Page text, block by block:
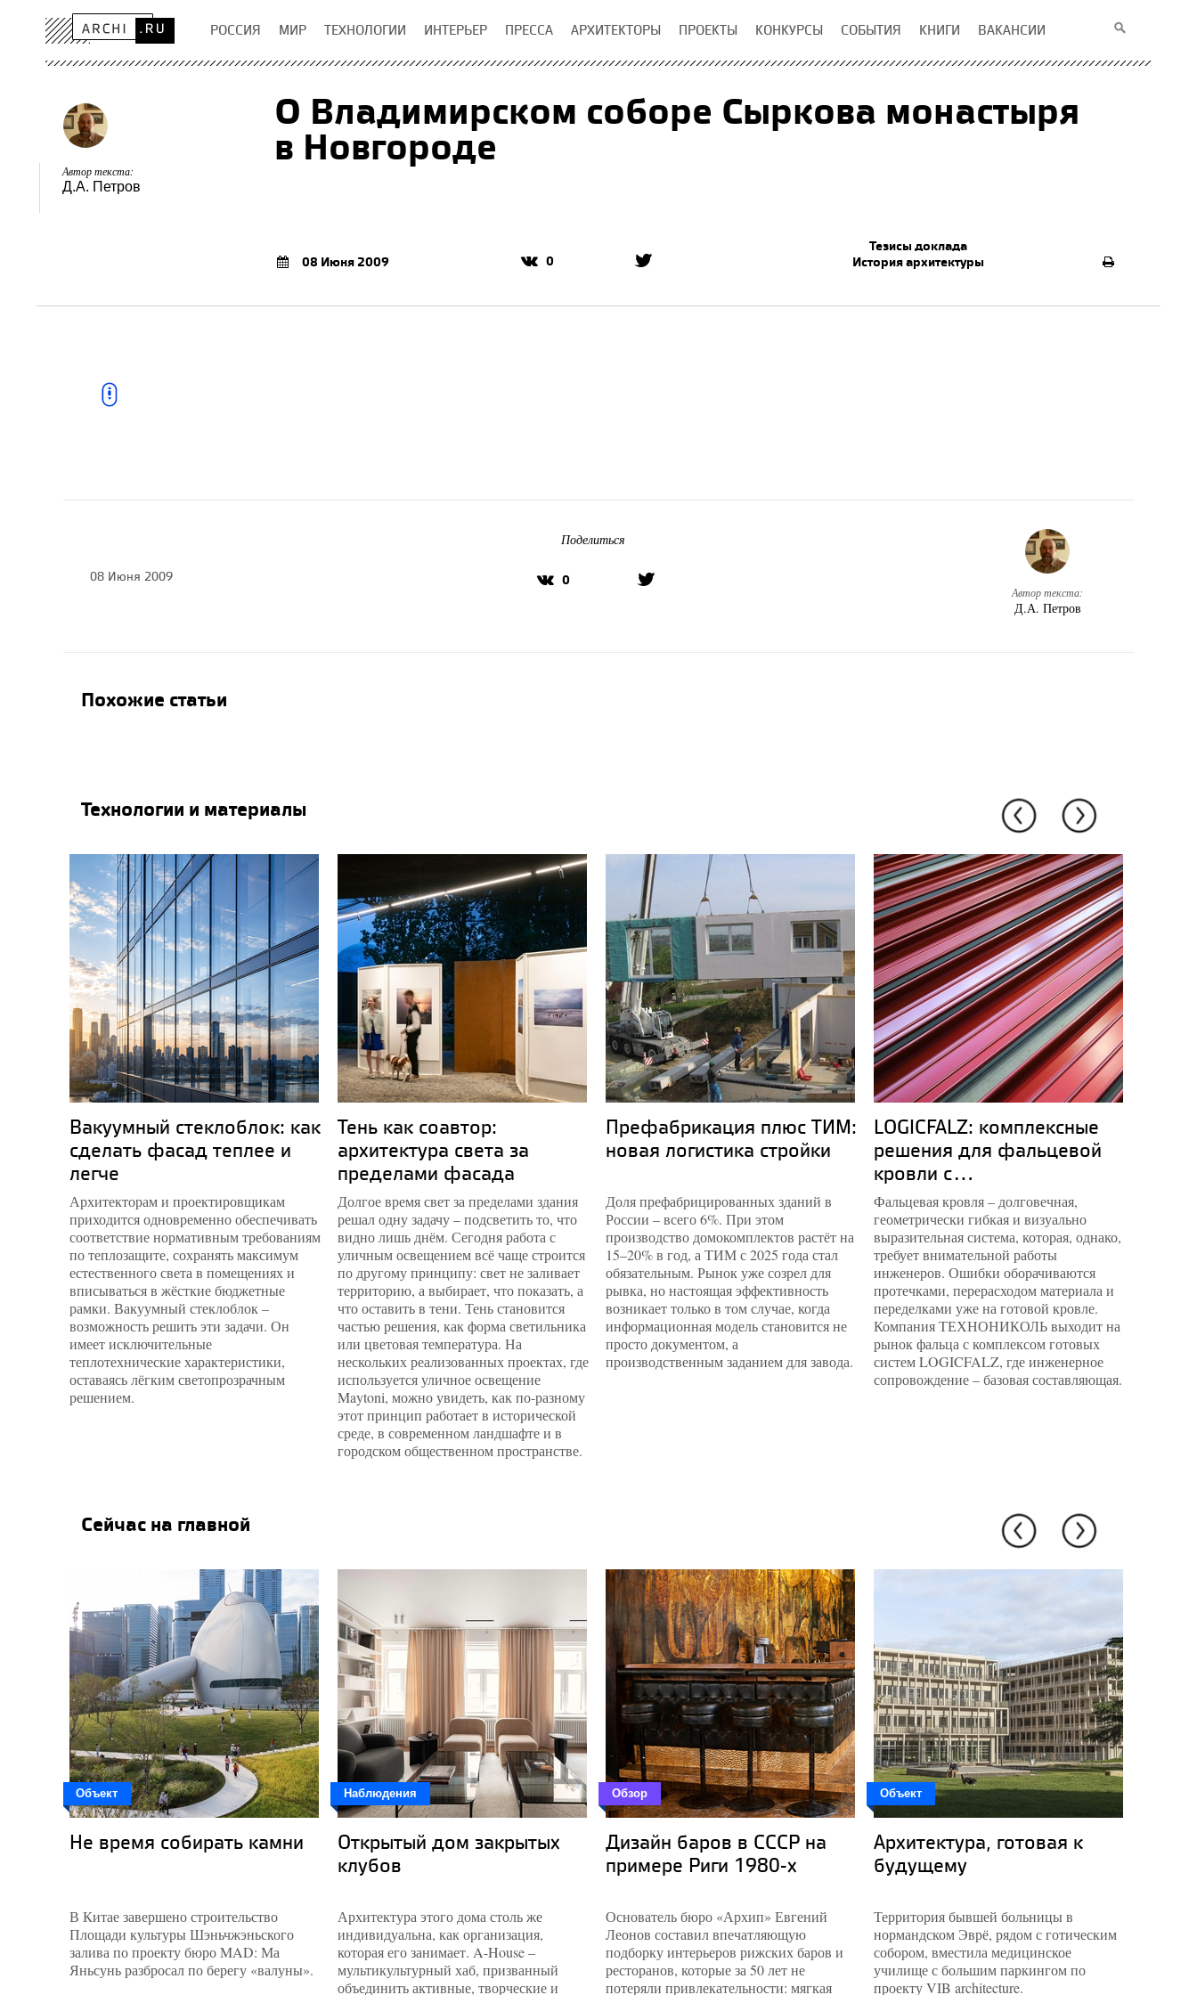
РОССИЯ МИР ТЕХНОЛОГИИ ИНТЕРЬЕР ПРЕССА АРХИТЕКТОРЫ ПРОЕКТЫ КОНКУРСЫ СОБЫТИЯ КНИГИ ВАКАНСИИ
Автор текста:
Д.А. Петров
О Владимирском соборе Сыркова монастыря
в Новгороде
08 Июня 2009 0
Тезисы доклада
История архитектуры
Археология и история
Пскова и Псковской
Первоисточник
08 Июня 2009
Поделиться
0
Автор текста:
Д.А. Петров
Похожие статьи
Технологии и материалы
Вакуумный стеклоблок: как
сделать фасад теплее и
легче
Архитекторам и проектировщикам
приходится одновременно обеспечивать
соответствие нормативным требованиям
по теплозащите, сохранять максимум
естественного света в помещениях и
вписываться в жёсткие бюджетные
рамки. Вакуумный стеклоблок –
возможность решить эти задачи. Он
имеет исключительные
теплотехнические характеристики,
оставаясь лёгким светопрозрачным
решением.
Тень как соавтор:
архитектура света за
пределами фасада
Долгое время свет за пределами здания
решал одну задачу – подсветить то, что
видно лишь днём. Сегодня работа с
уличным освещением всё чаще строится
по другому принципу: свет не заливает
территорию, а выбирает, что показать, а
что оставить в тени. Тень становится
частью решения, как форма светильника
или цветовая температура. На
нескольких реализованных проектах, где
используется уличное освещение
Maytoni, можно увидеть, как по-разному
этот принцип работает в исторической
среде, в современном ландшафте и в
городском общественном пространстве.
Префабрикация плюс ТИМ:
новая логистика стройки
Доля префабрицированных зданий в
России – всего 6%. При этом
производство домокомплектов растёт на
15–20% в год, а ТИМ с 2025 года стал
обязательным. Рынок уже созрел для
рывка, но настоящая эффективность
возникает только в том случае, когда
информационная модель становится не
просто документом, а
производственным заданием для завода.
LOGICFALZ: комплексные
решения для фальцевой
кровли с...
Фальцевая кровля – долговечная,
геометрически гибкая и визуально
выразительная система, которая, однако,
требует внимательной работы
инженеров. Ошибки оборачиваются
протечками, перерасходом материала и
переделками уже на готовой кровле.
Компания ТЕХНОНИКОЛЬ выходит на
рынок фальца с комплексом готовых
систем LOGICFALZ, где инженерное
сопровождение – базовая составляющая.
Сейчас на главной
Объект
Не время собирать камни
В Китае завершено строительство
Площади культуры Шэньчжэньского
залива по проекту бюро MAD: Ма
Яньсунь разбросал по берегу «валуны».
Наблюдения
Открытый дом закрытых
клубов
Архитектура этого дома столь же
индивидуальна, как организация,
которая его занимает. A-House –
мультикультурный хаб, призванный
объединить активные, творческие и
Обзор
Дизайн баров в СССР на
примере Риги 1980-х
Основатель бюро «Архип» Евгений
Леонов составил впечатляющую
подборку интерьеров рижских баров и
ресторанов, которые за 50 лет не
потеряли привлекательности: мягкая
Объект
Архитектура, готовая к
будущему
Территория бывшей больницы в
нормандском Эврё, рядом с готическим
собором, вместила медицинское
училище с большим паркингом по
проекту VIB architecture.